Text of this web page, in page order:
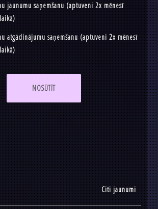
jaunumu saņemšanu (aptuveni 2x mēnesī
atgādinājumu saņemšanu (aptuveni 2x mēnesī
NOSŪTĪT
Citi jaunumi